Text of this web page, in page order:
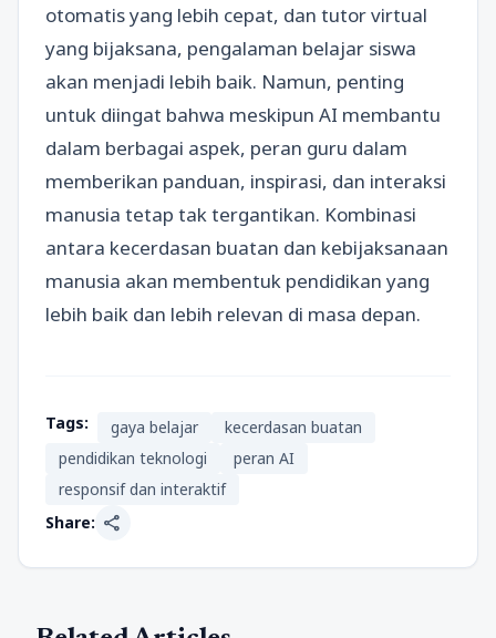
otomatis yang lebih cepat, dan tutor virtual
yang bijaksana, pengalaman belajar siswa
akan menjadi lebih baik. Namun, penting
untuk diingat bahwa meskipun AI membantu
dalam berbagai aspek, peran guru dalam
memberikan panduan, inspirasi, dan interaksi
manusia tetap tak tergantikan. Kombinasi
antara kecerdasan buatan dan kebijaksanaan
manusia akan membentuk pendidikan yang
lebih baik dan lebih relevan di masa depan.
Tags: gaya belajar
kecerdasan buatan
pendidikan teknologi
peran AI
responsif dan interaktif
Share: share